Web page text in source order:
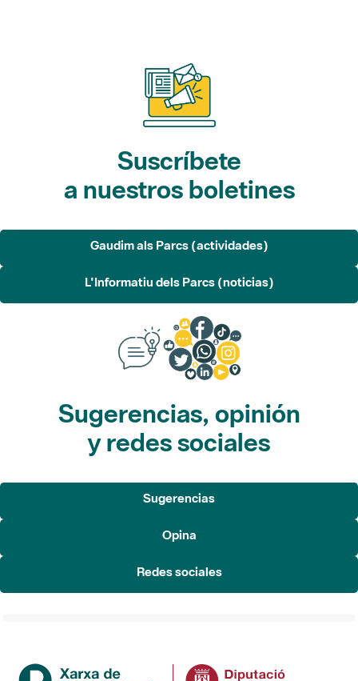
Suscríbete
a nuestros boletines
Gaudim als Parcs (actividades)
L'Informatiu dels Parcs (noticias)
Sugerencias, opinión
y redes sociales
Sugerencias
Opina
Redes sociales